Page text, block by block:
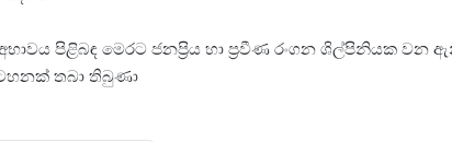
පිළිබඳ මෙරට ජනප්‍රිය හා ප්‍රවීණ රංගන ශිල්පිනියක වන
තබා තිබුණා